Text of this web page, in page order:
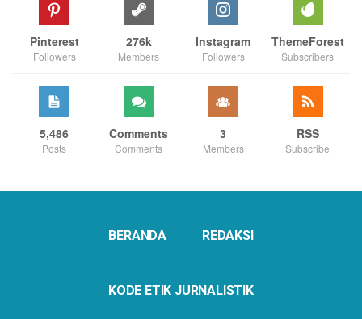
Pinterest
Followers
276k
Members
Instagram
Followers
ThemeForest
Subscribers
5,486
Posts
Comments
Comments
3
Members
RSS
Subscribe
BERANDA REDAKSI
KODE ETIK JURNALISTIK